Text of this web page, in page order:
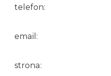
telefon:
email:
strona: